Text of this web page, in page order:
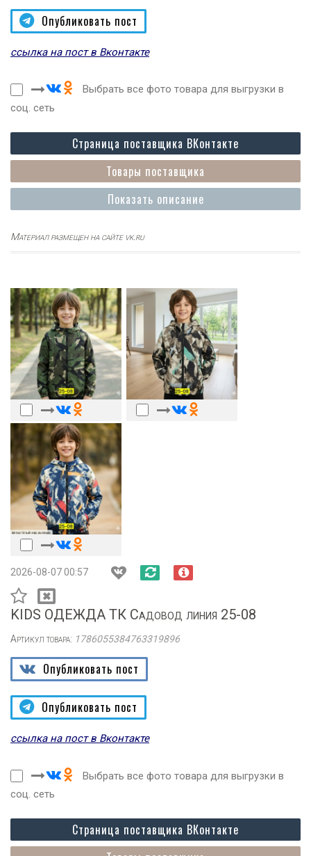
Опубликовать пост
ссылка на пост в Вконтакте
Выбрать все фото товара для выгрузки в
соц. сеть
Показать описание
Товары поставщика
Страница поставщика ВКонтакте
Материал размещен на сайте vk.ru
2026-08-07 00:57
KIDS ОДЕЖДА ТК Садовод линия 25-08
Артикул товара: 1786055384763319896
Опубликовать пост
Опубликовать пост
ссылка на пост в Вконтакте
Выбрать все фото товара для выгрузки в
соц. сеть
Страница поставщика ВКонтакте